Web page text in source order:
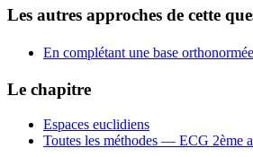
Les autres approches de cette
En complétant une base
Le chapitre
Espaces euclidiens
Toutes les méthodes — ECG 2ème